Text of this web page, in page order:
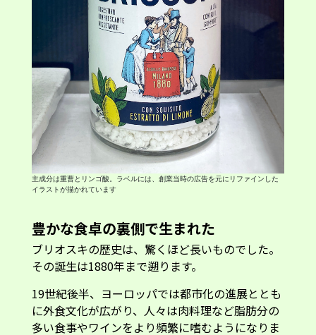
主成分は重曹とリンゴ酸。ラベルには、創業当時の広告を元にリファインした
イラストが描かれています
豊かな食卓の裏側で生まれた
ブリオスキの歴史は、驚くほど長いものでした。
その誕生は1880年まで遡ります。
19世紀後半、ヨーロッパでは都市化の進展ととも
に外食文化が広がり、人々は肉料理など脂肪分の
多い食事やワインをより頻繁に嗜むようになりま